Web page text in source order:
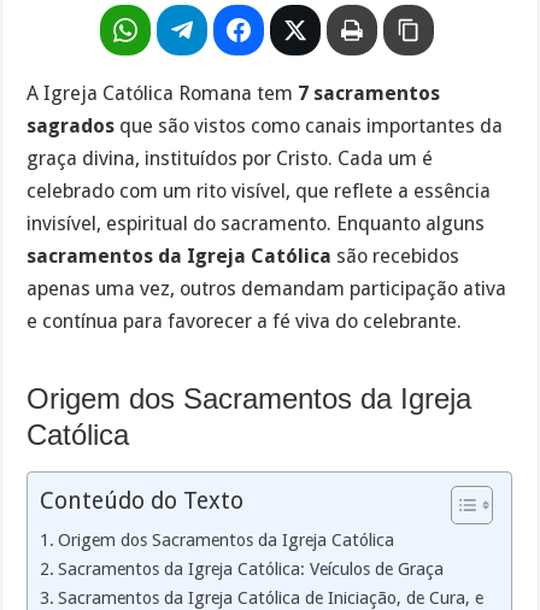
A Igreja Católica Romana tem 7 sacramentos
sagrados que são vistos como canais importantes da
graça divina, instituídos por Cristo. Cada um é
celebrado com um rito visível, que reflete a essência
invisível, espiritual do sacramento. Enquanto alguns
sacramentos da Igreja Católica são recebidos
apenas uma vez, outros demandam participação ativa
e contínua para favorecer a fé viva do celebrante.
Origem dos Sacramentos da Igreja
Católica
Conteúdo do Texto
Origem dos Sacramentos da Igreja Católica
Sacramentos da Igreja Católica: Veículos de Graça
Sacramentos da Igreja Católica de Iniciação, de Cura, e